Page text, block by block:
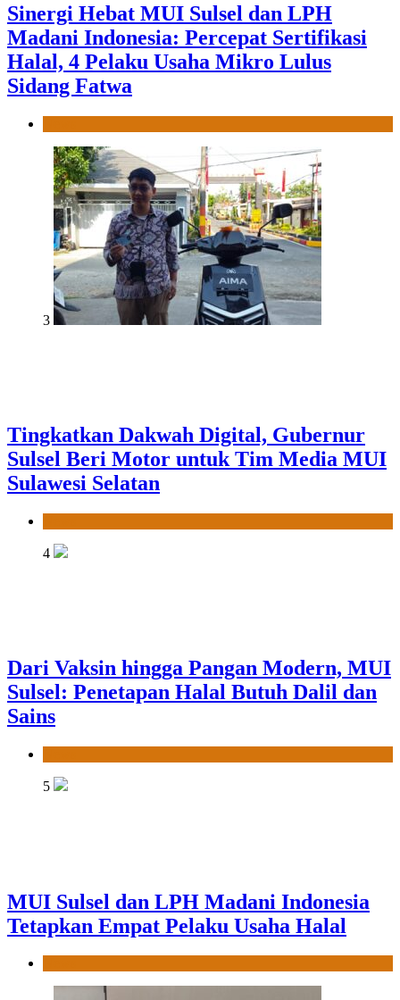
Sinergi Hebat MUI Sulsel dan LPH
Madani Indonesia: Percepat Sertifikasi
Halal, 4 Pelaku Usaha Mikro Lulus
Sidang Fatwa
3
Tingkatkan Dakwah Digital, Gubernur
Sulsel Beri Motor untuk Tim Media MUI
Sulawesi Selatan
4
Dari Vaksin hingga Pangan Modern, MUI
Sulsel: Penetapan Halal Butuh Dalil dan
Sains
5
MUI Sulsel dan LPH Madani Indonesia
Tetapkan Empat Pelaku Usaha Halal